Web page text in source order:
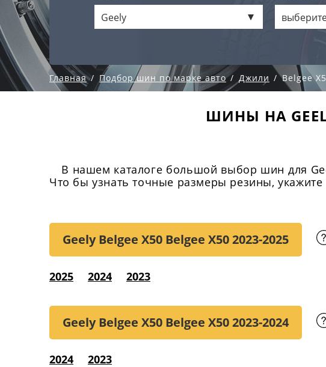
Geely
Главная Подбор шин по марке авто Джили Belgee
ШИНЫ НА
В нашем каталоге большой выбор шин для
Что бы узнать точные размеры резины, укажите
Geely Belgee X50 Belgee X502023-2025
2025 2024 2023
Geely Belgee X50 Belgee X502023-2024
2024 2023